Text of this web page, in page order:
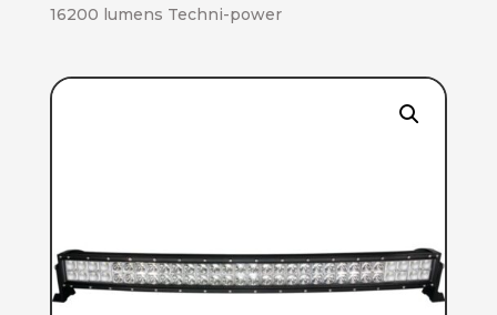
16200 lumens Techni-power